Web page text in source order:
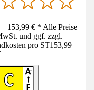
153,99 € * Alle Preise
und ggf. zzgl.
pro ST153,99